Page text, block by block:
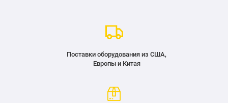
Поставки оборудования из США,
Европы и Китая